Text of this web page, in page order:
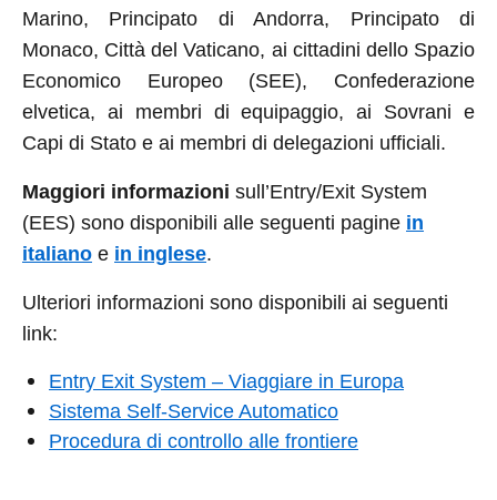
Marino, Principato di Andorra, Principato di
Monaco, Città del Vaticano, ai cittadini dello Spazio
Economico Europeo (SEE), Confederazione
elvetica, ai membri di equipaggio, ai Sovrani e
Capi di Stato e ai membri di delegazioni ufficiali.
Maggiori informazioni sull’Entry/Exit System
(EES) sono disponibili alle seguenti pagine in
italiano e in inglese.
Ulteriori informazioni sono disponibili ai seguenti
link:
Entry Exit System – Viaggiare in Europa
Sistema Self-Service Automatico
Procedura di controllo alle frontiere